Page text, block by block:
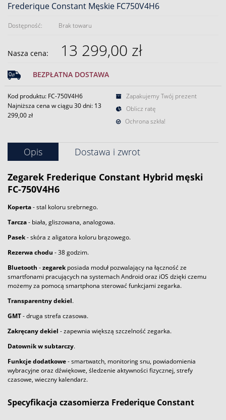
Frederique Constant Męskie FC750V4H6
Dostępność: Brak towaru
Nasza cena: 13 299,00 zł
BEZPŁATNA DOSTAWA
Kod produktu: FC-750V4H6
Najniższa cena w ciągu 30 dni: 13
299,00 zł
Zapakujemy Twój prezent
Oblicz ratę
Ochrona szkła!
Opis Dostawa i zwrot
Zegarek Frederique Constant Hybrid męski
FC-750V4H6
Koperta- stal koloru srebrnego.
Tarcza- biała, gliszowana, analogowa.
Pasek- skóra z aligatora koloru brązowego.
Rezerwa chodu - 38 godzim.
Bluetooth -zegarekposiada moduł pozwalający na łączność ze
smartfonami pracujących na systemach Android oraz iOS dzięki czemu
możemy za pomocą smartphona sterować funkcjami zegarka.
Transparentny dekiel.
GMT- druga strefa czasowa.
Zakręcany dekiel - zapewnia większą szczelność zegarka.
Datownikw subtarczy.
Funkcje dodatkowe- smartwatch, monitoring snu, powiadomienia
wybracyjne oraz dźwiękowe, śledzenie aktywności fizycznej, strefy
czasowe, wieczny kalendarz.
Specyfikacja czasomierza Frederique Constant